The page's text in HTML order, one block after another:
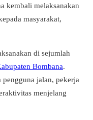
kembali melaksanakan
masyarakat,
di sejumlah
Bombana.
pengguna jalan, pekerja
menjelang